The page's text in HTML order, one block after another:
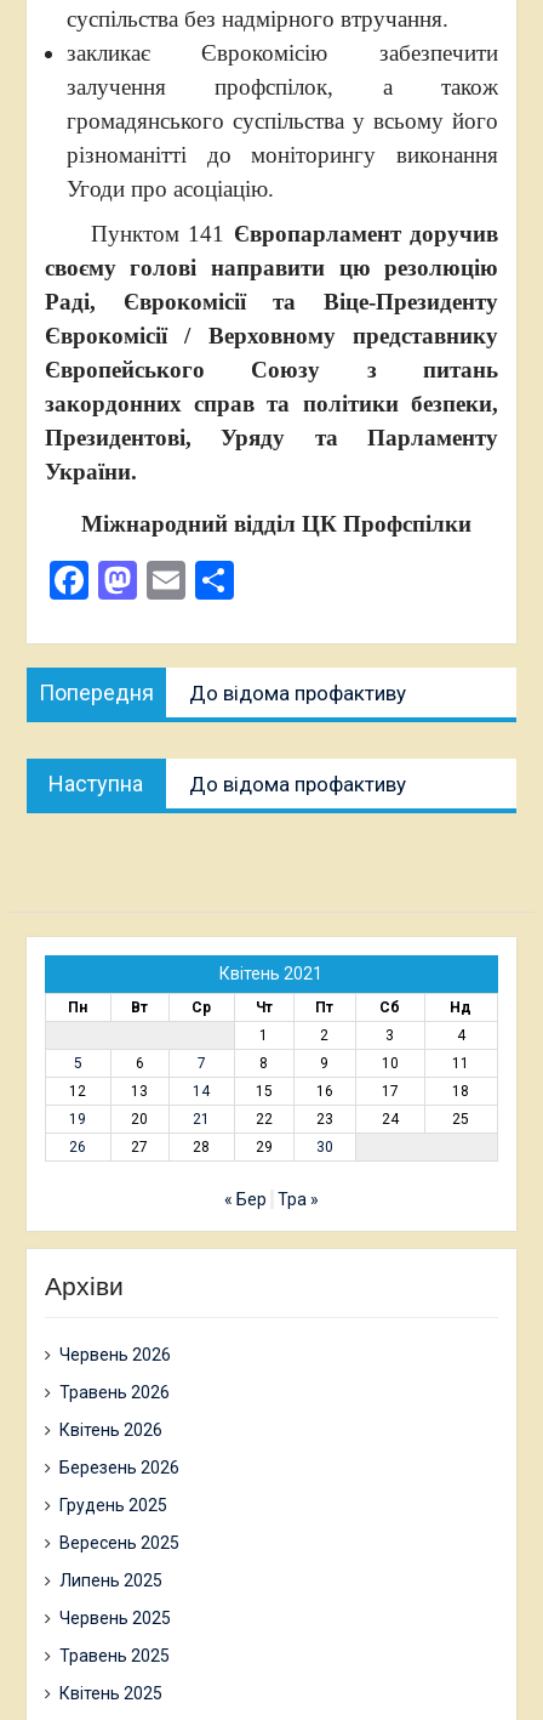
суспільства без надмірного втручання.
закликає Єврокомісію забезпечити
залучення профспілок, а також
громадянського суспільства у всьому його
різноманітті до моніторингу виконання
Угоди про асоціацію.
Пунктом 141 Європарламент доручив
своєму голові направити цю резолюцію
Раді, Єврокомісії та Віце-Президенту
Єврокомісії / Верховному представнику
Європейського Союзу з питань
закордонних справ та політики безпеки,
Президентові, Уряду та Парламенту
України.
Міжнародний відділ ЦК Профспілки
Facebook
Mastodon
EmailПоділитися
Навігація
записів
Попередня
публікація:
До відома профактиву
Наступна
публікація:
До відома профактиву
Квітень 2021
Пн Вт Ср Чт Пт Сб
Нд
1
2 3
4
5
6 7 8 9 10
11
12
13 14 15 16 17
18
19
20 21 22 23 24
25
26
27 28 29 30
« Бер Тра »
Архіви
Червень 2026
Травень 2026
Квітень 2026
Березень 2026
Грудень 2025
Вересень 2025
Липень 2025
Червень 2025
Травень 2025
Квітень 2025